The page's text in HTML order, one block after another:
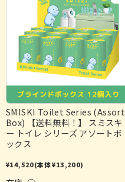
SMISKI Toilet Series (Assort
Box) 【送料無料！】 スミスキ
ー トイレ シリーズ アソートボ
ックス
¥14,520(本体 ¥13,200)